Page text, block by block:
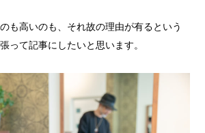
も高いのも、それ故の理由が有るという
って記事にしたいと思います。